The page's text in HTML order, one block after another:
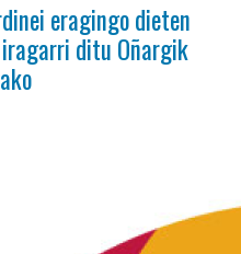
eragingo dieten
ditu Oñargik